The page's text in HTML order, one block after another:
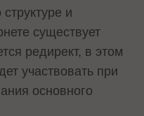
и
существует
редирект, в этом
участвовать при
основного